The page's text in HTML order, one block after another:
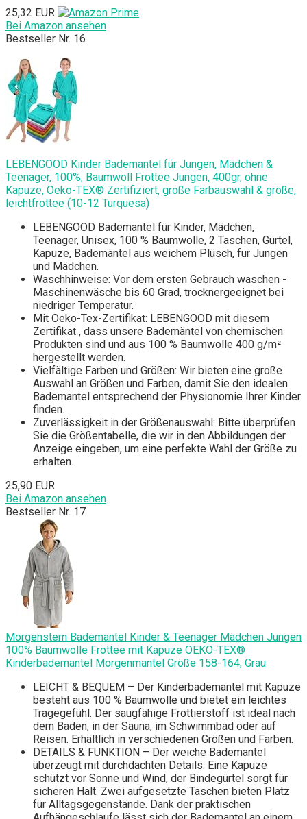
25,32 EUR
Bei Amazon ansehen
Bestseller Nr. 16
LEBENGOOD Kinder Bademantel für Jungen, Mädchen &
Teenager, 100%, Baumwoll Frottee Jungen, 400gr, ohne
Kapuze, Oeko-TEX® Zertifiziert, große Farbauswahl & größe,
leichtfrottee (10-12 Turquesa)
LEBENGOOD Bademantel für Kinder, Mädchen,
Teenager, Unisex, 100 % Baumwolle, 2 Taschen, Gürtel,
Kapuze, Bademäntel aus weichem Plüsch, für Jungen
und Mädchen.
Waschhinweise: Vor dem ersten Gebrauch waschen -
Maschinenwäsche bis 60 Grad, trocknergeeignet bei
niedriger Temperatur.
Mit Oeko-Tex-Zertifikat: LEBENGOOD mit diesem
Zertifikat , dass unsere Bademäntel von chemischen
Produkten sind und aus 100 % Baumwolle 400 g/m²
hergestellt werden.
Vielfältige Farben und Größen: Wir bieten eine große
Auswahl an Größen und Farben, damit Sie den idealen
Bademantel entsprechend der Physionomie Ihrer Kinder
finden.
Zuverlässigkeit in der Größenauswahl: Bitte überprüfen
Sie die Größentabelle, die wir in den Abbildungen der
Anzeige eingeben, um eine perfekte Wahl der Größe zu
erhalten.
25,90 EUR
Bei Amazon ansehen
Bestseller Nr. 17
Morgenstern Bademantel Kinder & Teenager Mädchen Jungen
100% Baumwolle Frottee mit Kapuze OEKO-TEX®
Kinderbademantel Morgenmantel Größe 158-164, Grau
LEICHT & BEQUEM – Der Kinderbademantel mit Kapuze
besteht aus 100 % Baumwolle und bietet ein leichtes
Tragegefühl. Der saugfähige Frottierstoff ist ideal nach
dem Baden, in der Sauna, im Schwimmbad oder auf
Reisen. Erhältlich in verschiedenen Größen und Farben.
DETAILS & FUNKTION – Der weiche Bademantel
überzeugt mit durchdachten Details: Eine Kapuze
schützt vor Sonne und Wind, der Bindegürtel sorgt für
sicheren Halt. Zwei aufgesetzte Taschen bieten Platz
für Alltagsgegenstände. Dank der praktischen